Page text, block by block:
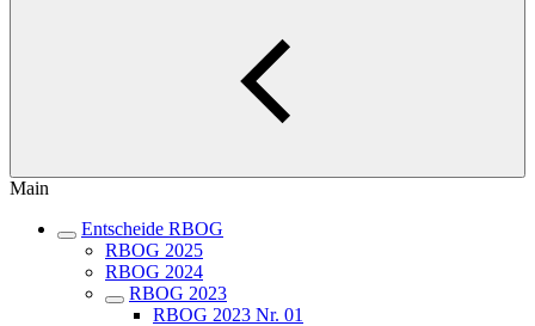
Main
Entscheide RBOG
RBOG 2025
RBOG 2024
RBOG 2023
RBOG 2023 Nr. 01